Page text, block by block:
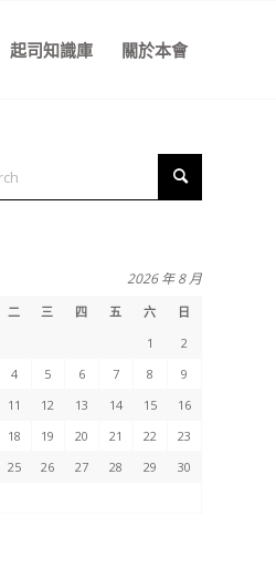
起司知識庫 關於本會
2026 年 8 月
二 三 四 五 六
日
1
2
4 5 6 7 8
9
11 12 13 14 15
16
18 19 20 21 22
23
25 26 27 28 29
30